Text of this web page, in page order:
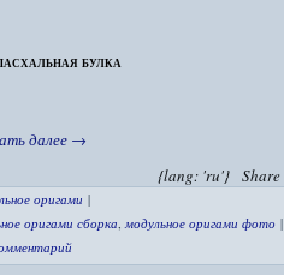
булка
далее →
Share
{lang: 'ru'}
оригами |
оригами сборка,модульное оригами фото |